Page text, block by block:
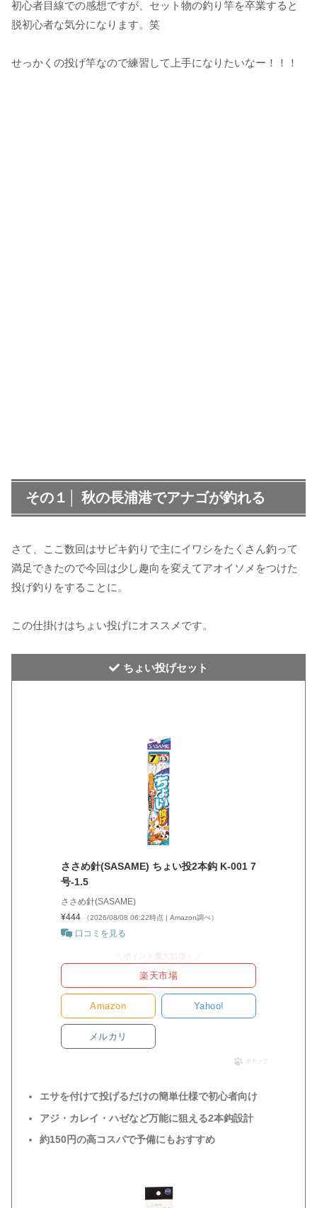
初心者目線での感想ですが、セット物の釣り竿を卒業すると
脱初心者な気分になります。笑
せっかくの投げ竿なので練習して上手になりたいなー！！！
その１│ 秋の長浦港でアナゴが釣れる
さて、ここ数回はサビキ釣りで主にイワシをたくさん釣って
満足できたので今回は少し趣向を変えてアオイソメをつけた
投げ釣りをすることに。
この仕掛けはちょい投げにオススメです。
ちょい投げセット
ささめ針(SASAME) ちょい投2本鈎 K-001 7
号-1.5
ささめ針(SASAME)
¥444
（2026/08/08 06:22時点 | Amazon調べ）
口コミを見る
Amazon
楽天市場
Yahoo!
メルカリ
ポチップ
エサを付けて投げるだけの簡単仕様で初心者向け
アジ・カレイ・ハゼなど万能に狙える2本鈎設計
約150円の高コスパで予備にもおすすめ